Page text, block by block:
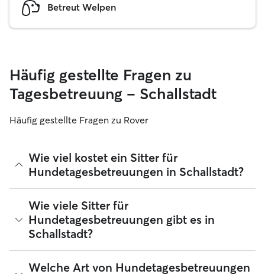
Betreut Welpen
Häufig gestellte Fragen zu
Tagesbetreuung – Schallstadt
Häufig gestellte Fragen zu Rover
Wie viel kostet ein Sitter für
Hundetagesbetreuungen in Schallstadt?
Sitter können ihre Preise bei Rover frei festlegen. Die
durchschnittlichen Kosten für einen Hundesitter für
Tagesbetreuungen bei Rover in Schallstadt betragen seit
August 2026 etwa 27 pro Tag, einschließlich der
und die deines Hundes anpasst.
Wie viele Sitter für
Hundetagesbetreuungen gibt es in
Schallstadt?
Seit August 2026 bieten 36 Sitter Hundetagesbetreuungen
Welche Art von Hundetagesbetreuungen